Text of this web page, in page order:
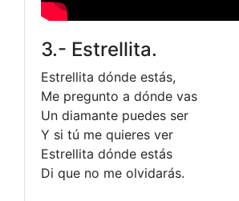
3.- Estrellita.
Estrellita dónde estás,
Me pregunto a dónde vas
Un diamante puedes ser
Y si tú me quieres ver
Estrellita dónde estás
Di que no me olvidarás.